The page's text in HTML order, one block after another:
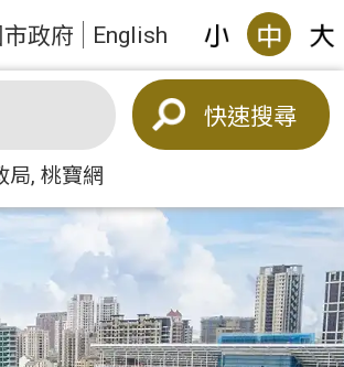
政府 English
搜尋
局 桃寶網